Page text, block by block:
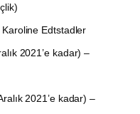
Edtstadler
2021’e kadar) –
2021’e kadar) –